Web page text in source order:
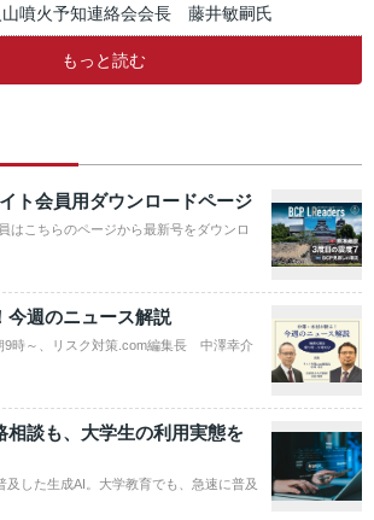
噴火予知連絡会会長 藤井敏嗣氏
もっと読む
ト会員用ダウンロードページ
はこちらのページから最新号をダウンロ
今週のニュース解説
9時～、リスク対策.com編集長 中澤幸介
相談も、大学生の利用実態を
及した生成AI。大学教育でも、急速に普及